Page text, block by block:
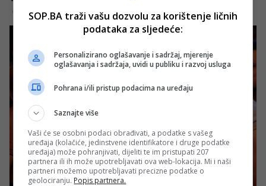
SOP.BA traži vašu dozvolu za korištenje ličnih
podataka za sljedeće:
Personalizirano oglašavanje i sadržaj, mjerenje
oglašavanja i sadržaja, uvidi u publiku i razvoj usluga
Pohrana i/ili pristup podacima na uređaju
Saznajte više
Vaši će se osobni podaci obrađivati, a podatke s vašeg
uređaja (kolačiće, jedinstvene identifikatore i druge podatke
uređaja) može pohranjivati, dijeliti te im pristupati 207
partnera ili ih može upotrebljavati ova web-lokacija. Mi i naši
partneri možemo upotrebljavati precizne podatke o
geolociranju. Popis partnera.